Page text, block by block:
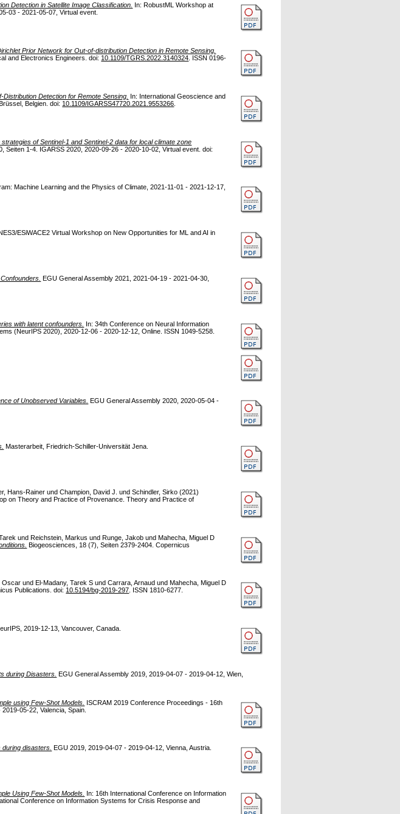
Detection in Satellite Image Classification.
In: RobustML Workshop at
03 - 2021-05-07, Virtual event.
Prior Network for Out-of-distribution Detection in Remote Sensing.
and Electronics Engineers. doi: 10.1109/TGRS.2022.3140324 . ISSN 0196-
Distribution Detection for Remote Sensing. In: International Geoscience and
Belgien. doi: 10.1109/IGARSS47720.2021.9553266
of Sentinel-1 and Sentinel-2 data for local climate zone
Seiten 1-4. IGARSS 2020, 2020-09-26 - 2020-10-02, Virtual event. doi:
Machine Learning and the Physics of Climate, 2021-11-01 - 2021-12-17,
ESiWACE2 Virtual Workshop on New Opportunities for ML and AI in
EGU General Assembly 2021, 2021-04-19 - 2021-04-30,
with latent confounders. In: 34th Conference on Neural Information
(NeurIPS 2020), 2020-12-06 - 2020-12-12, Online. ISSN 1049-5258.
of Unobserved Variables.
EGU General Assembly 2020, 2020-05-04 -
Masterarbeit, Friedrich-Schiller-Universität Jena.
Hans-Rainer undChampion, David J. undSchindler, Sirko (2021)
on Theory and Practice of Provenance. Theory and Practice of
undReichstein, Markus undRunge, Jakob undMahecha, Miguel D
Biogeosciences, 18 (7), Seiten 2379-2404. Copernicus
Oscar und El-Madany, Tarek S undCarrara, Arnaud und Mahecha, Miguel D
Publications. doi: 10.5194/bg-2019-297 . ISSN 1810-6277.
2019-12-13, Vancouver, Canada.
during Disasters. EGU General Assembly 2019, 2019-04-07 - 2019-04-12, Wien,
using Few-Shot Models. ISCRAM 2019 Conference Proceedings - 16th
05-22, Valencia, Spain.
disasters. EGU 2019, 2019-04-07 - 2019-04-12, Vienna, Austria.
Using Few-Shot Models. In: 16th International Conference on Information
Conference on Information Systems for Crisis Response and